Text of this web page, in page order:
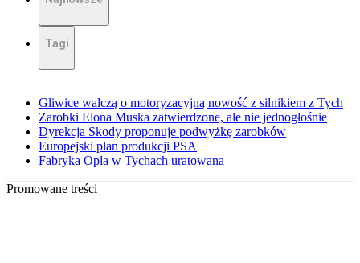
Tagi
Gliwice walczą o motoryzacyjną nowość z silnikiem z Tych
Zarobki Elona Muska zatwierdzone, ale nie jednogłośnie
Dyrekcja Skody proponuje podwyżkę zarobków
Europejski plan produkcji PSA
Fabryka Opla w Tychach uratowana
Promowane treści